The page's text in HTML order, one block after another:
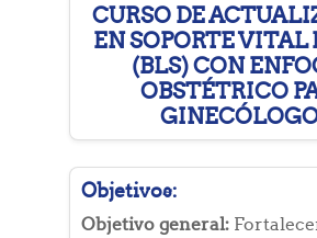
CURSO DE
EN SOPORTE VITAL
(BLS) CON
OBSTÉTRICO
Objetivos:
Objetivo general: